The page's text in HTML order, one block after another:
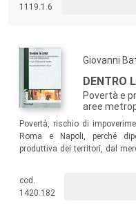
1119.1.6
Giovanni
DENTRO
Povertà e
aree
Povertà, rischio di
Roma e Napoli, perché
produttiva dei territori, dal
struttura e composizione
approfondisce queste
qualitativa e l’ausilio di dati
cod.
1420.182